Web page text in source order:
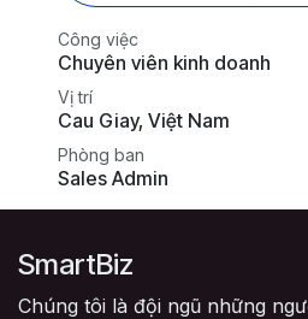
Công việc
Chuyên viên kinh doanh
Vị trí
Cau Giay, Việt Nam
Phòng ban
Sales Admin
SmartBiz
Chúng tôi là đội ngũ những